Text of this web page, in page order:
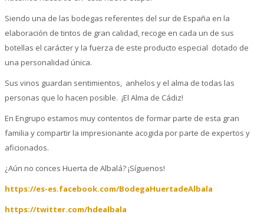
Siendo una de las bodegas referentes del sur de España en la
elaboración de tintos de gran calidad, recoge en cada un de sus
botellas el carácter y la fuerza de este producto especial dotado de
una personalidad única.
Sus vinos guardan sentimientos, anhelos y el alma de todas las
personas que lo hacen posible. ¡El Alma de Cádiz!
En Engrupo estamos muy contentos de formar parte de esta gran
familia y compartir la impresionante acogida por parte de expertos y
aficionados.
¿Aún no conces Huerta de Albalá? ¡Síguenos!
https://es-es.facebook.com/BodegaHuertadeAlbala
https://twitter.com/hdealbala